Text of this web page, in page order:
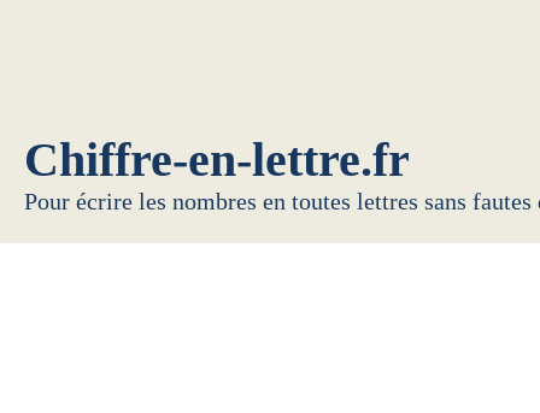
Chiffre-en-lettre.fr
Pour écrire les nombres en toutes lettres sans